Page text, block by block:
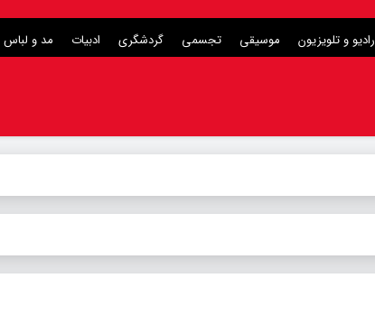
رادیو و تلویزیون موسیقی تجسمی گردشگری ادبیات مد و لباس